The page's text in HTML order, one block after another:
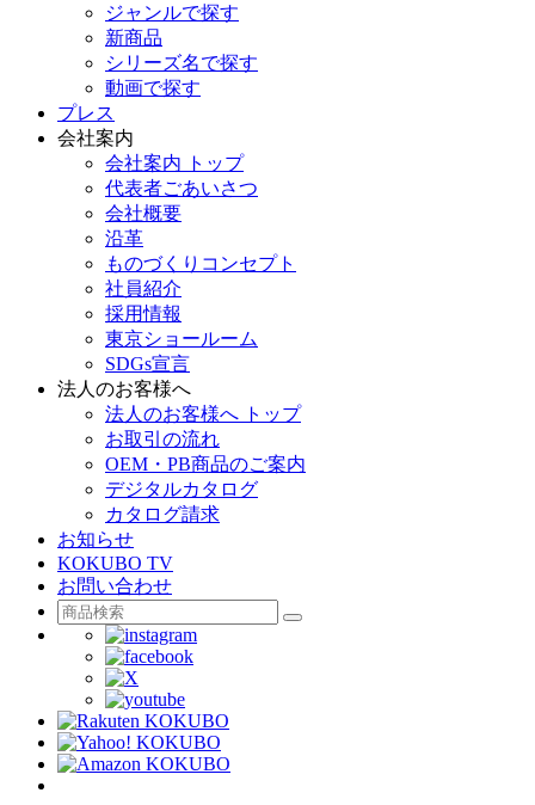
ジャンルで探す
新商品
シリーズ名で探す
動画で探す
プレス
会社案内
会社案内 トップ
代表者ごあいさつ
会社概要
沿革
ものづくりコンセプト
社員紹介
採用情報
東京ショールーム
SDGs宣言
法人のお客様へ
法人のお客様へ トップ
お取引の流れ
OEM・PB商品のご案内
デジタルカタログ
カタログ請求
お知らせ
KOKUBO TV
お問い合わせ